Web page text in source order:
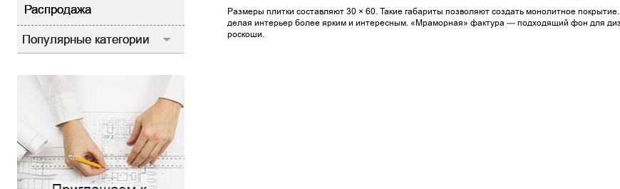
Распродажа
Популярные категории
Размеры плитки составляют 30 × 60. Такие габариты позволяют создать монолитное
делая интерьер более ярким и интересным. «Мраморная» фактура — подходящий фон для
роскоши.